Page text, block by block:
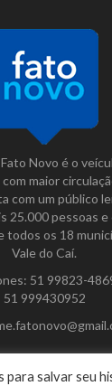
Novo é o
maior
com um público
25.000 pessoas e
todos os 18
Vale do Caí.
51 99823-
51 999430952
para salvar seu